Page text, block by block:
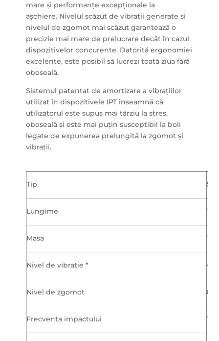
mare și performanțe excepționale la
așchiere. Nivelul scăzut de vibrații generate și
nivelul de zgomot mai scăzut garantează o
precizie mai mare de prelucrare decât în ​​cazul
dispozitivelor concurente. Datorită ergonomiei
excelente, este posibil să lucrezi toată ziua fără
oboseală.
Sistemul patentat de amortizare a vibrațiilor
utilizat în dispozitivele IPT înseamnă că
utilizatorul este supus mai târziu la stres,
oboseală și este mai puțin susceptibil la boli
legate de expunerea prelungită la zgomot și
vibrații.
Tip
Lungime
Masa
Nivel de vibrație *
Nivel de zgomot 89
Frecvența impactului 115